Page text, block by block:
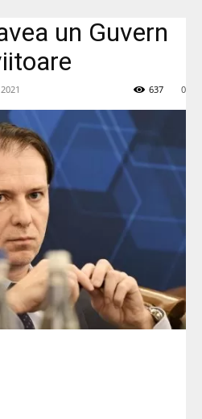
un Guvern
0
637